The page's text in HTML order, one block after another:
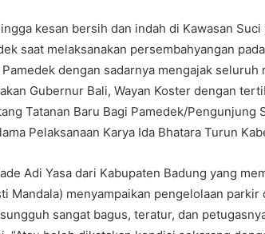
kesan bersih dan indah di Kawasan
saat melaksanakan persembahyangan
dengan sadarnya mengajak
Gubernur Bali, Wayan Koster dengan
Tatanan Baru Bagi Pamedek/Pengunjung
Pelaksanaan Karya Ida Bhatara Turun
Adi Yasa dari Kabupaten Badung yang
Mandala) menyampaikan pengelolaan
sangat bagus, teratur, dan